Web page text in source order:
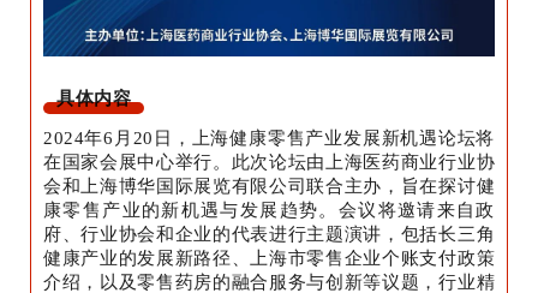
具体内容
2024年6月20日，上海健康零售产业发展新机遇论坛将
在国家会展中心举行。此次论坛由上海医药商业行业协
会和上海博华国际展览有限公司联合主办，旨在探讨健
康零售产业的新机遇与发展趋势。会议将邀请来自政
府、行业协会和企业的代表进行主题演讲，包括长三角
健康产业的发展新路径、上海市零售企业个账支付政策
介绍，以及零售药房的融合服务与创新等议题，行业精